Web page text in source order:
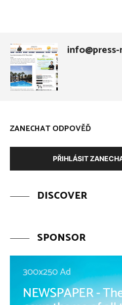
ZANECHAT ODPOVĚĎ
PŘIHLÁSIT
DISCOVER
SPONSOR